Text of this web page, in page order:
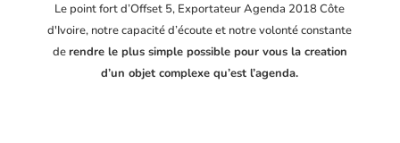
Le point fort d’Offset 5, Exportateur Agenda 2018 Côte
d'Ivoire, notre capacité d’écoute et notre volonté constante
derendre le plus simple possible pour vous la creation
d’un objet complexe qu’est l’agenda.